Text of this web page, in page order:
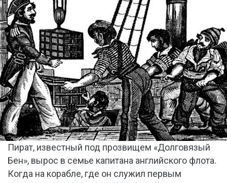
Пират, известный под прозвищем «Долговязый
Бен», вырос в семье капитана английского флота.
Когда на корабле, где он служил первым